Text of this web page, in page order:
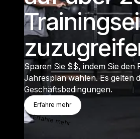
Sparen Sie $$, indem Sie den
Jahresplan wählen. Es gelten
Geschäftsbedingungen.
Erfahre Mehr
Erfahre mehr
Erfahre mehr